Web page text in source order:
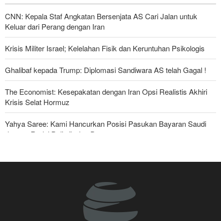
CNN: Kepala Staf Angkatan Bersenjata AS Cari Jalan untuk
Keluar dari Perang dengan Iran
Krisis Militer Israel; Kelelahan Fisik dan Keruntuhan Psikologis
Ghalibaf kepada Trump: Diplomasi Sandiwara AS telah Gagal !
The Economist: Kesepakatan dengan Iran Opsi Realistis Akhiri
Krisis Selat Hormuz
Yahya Saree: Kami Hancurkan Posisi Pasukan Bayaran Saudi
dengan Rudal Balistik dan Drone
Foreign Affairs: AS Harus Tinggalkan Asia Barat
Mengapa Lobi Zionis di Amerika Tidak Lagi Seefektif Dulu?